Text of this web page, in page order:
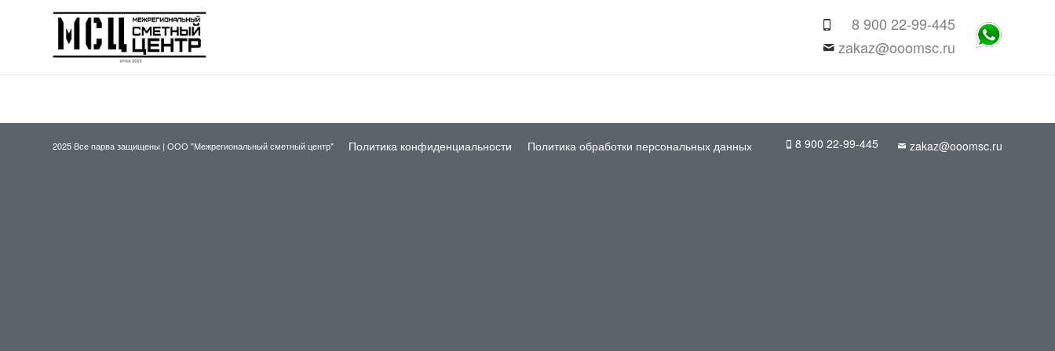
8 900 22-99-445
zakaz@ooomsc.ru
2025 Все парва защищены | ООО "Межрегиональный сметный центр" Политика конфиденциальности Политика обработки персональных данных 8 900 22-99-445 zakaz@ooomsc.ru